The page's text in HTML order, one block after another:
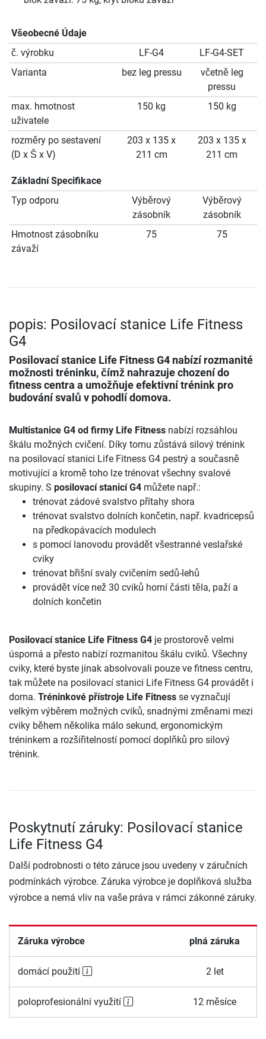
Všeobecné Údaje
č. výrobku
LF-G4
LF-G4-SET
Varianta
bez leg pressu
včetně leg
pressu
max. hmotnost
uživatele
150 kg 150 kg
rozměry po sestavení
(D x Š x V)
203 x 135 x
211 cm
203 x 135 x
211 cm
Základní Specifikace
Typ odporu
Výběrový
zásobník
Výběrový
zásobník
Hmotnost zásobníku
závaží
75 75
popis: Posilovací stanice Life Fitness
G4
Posilovací stanice Life Fitness G4 nabízí rozmanité
možnosti tréninku, čímž nahrazuje chození do
fitness centra a umožňuje efektivní trénink pro
budování svalů v pohodlí domova.
Multistanice G4 od firmy Life Fitness nabízí rozsáhlou
škálu možných cvičení. Díky tomu zůstává silový trénink
na posilovací stanici Life Fitness G4 pestrý a současně
motivující a kromě toho lze trénovat všechny svalové
skupiny. S posilovací stanicí G4 můžete např.:
trénovat zádové svalstvo přítahy shora
trénovat svalstvo dolních končetin, např. kvadricepsů
na předkopávacích modulech
s pomocí lanovodu provádět všestranné veslařské
cviky
trénovat břišní svaly cvičením sedů-lehů
provádět více než 30 cviků horní části těla, paží a
dolních končetin
Posilovací stanice Life Fitness G4 je prostorově velmi
úsporná a přesto nabízí rozmanitou škálu cviků. Všechny
cviky, které byste jinak absolvovali pouze ve fitness centru,
tak můžete na posilovací stanici Life Fitness G4 provádět i
doma. Tréninkové přístroje Life Fitness se vyznačují
velkým výběrem možných cviků, snadnými změnami mezi
cviky během několika málo sekund, ergonomickým
tréninkem a rozšiřitelností pomocí doplňků pro silový
trénink.
Poskytnutí záruky: Posilovací stanice
Life Fitness G4
Další podrobnosti o této záruce jsou uvedeny v záručních
podmínkách výrobce. Záruka výrobce je doplňková služba
výrobce a nemá vliv na vaše práva v rámci zákonné záruky.
Záruka výrobce plná záruka
domácí použití 2 let
poloprofesionální využití 12 měsíce